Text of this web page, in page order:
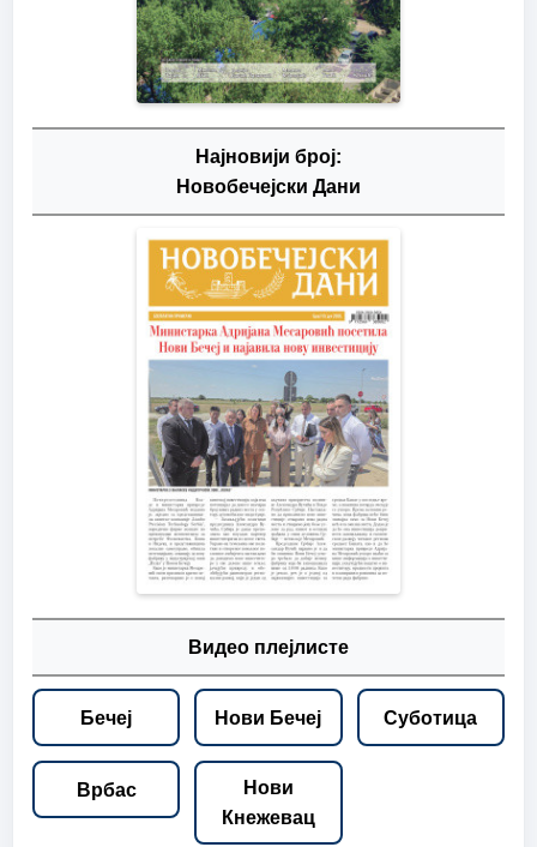
Најновији број:
Новобечејски Дани
Видео плејлисте
Бечеј Нови Бечеј Суботица
Врбас
Нови
Кнежевац